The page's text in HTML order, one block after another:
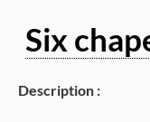
Six
Description :